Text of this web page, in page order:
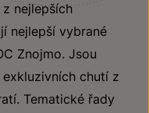
nejlepších
nejlepší vybrané
Znojmo. Jsou
chutí z
Tematické řady